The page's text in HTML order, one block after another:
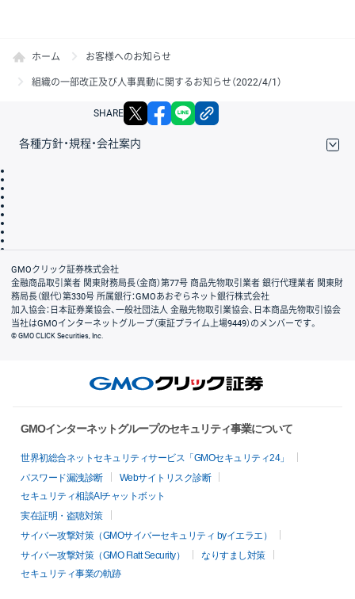
ホーム お客様へのお知らせ
組織の一部改正及び人事異動に関するお知らせ（2022/4/1）
SHARE X facebook
各種方針・規程・会社案内
会社案内
GMOクリック証券株式会社
金融商品取引業者 関東財務局長（金商）第77号 商品先物取引業者 銀行代理業者 関東財
務局長（銀代）第330号 所属銀行：GMOあおぞらネット銀行株式会社
加入協会：日本証券業協会、一般社団法人 金融先物取引業協会、日本商品先物取引協会
当社はGMOインターネットグループ（東証プライム上場9449）のメンバーです。
© GMO CLICK Securities, Inc.
GMOインターネットグループのセキュリティ事業について
世界初総合ネットセキュリティサービス「GMOセキュリティ24」
パスワード漏洩診断
Webサイトリスク診断
セキュリティ相談AIチャットボット
実在証明・盗聴対策
サイバー攻撃対策（GMOサイバーセキュリティ byイエラエ）
サイバー攻撃対策（GMO Flatt Security）
なりすまし対策
セキュリティ事業の軌跡